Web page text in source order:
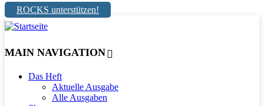
ROCKS unterstützen!
MAIN NAVIGATION
Das Heft
Aktuelle Ausgabe
Alle Ausgaben